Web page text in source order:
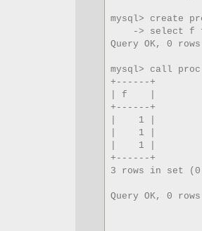
mysql> create
-> select f
Query OK, 0
mysql> call
+------+
| f    |
+------+
|    1 |
|    1 |
|    1 |
+------+
3 rows in set
Query OK, 0